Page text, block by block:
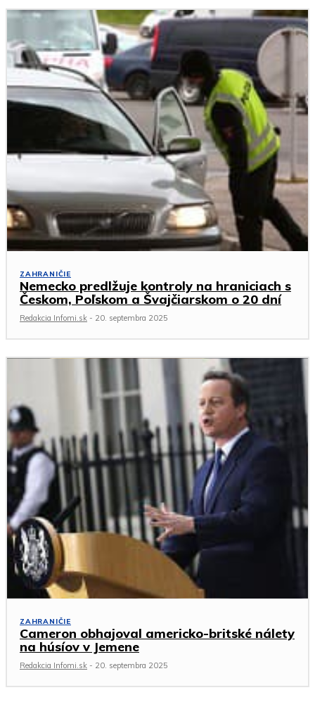
ZAHRANIČIE
Nemecko predlžuje kontroly na hraniciach s
Českom, Poľskom a Švajčiarskom o 20 dní
Redakcia Infomi.sk - 20. septembra 2025
ZAHRANIČIE
Cameron obhajoval americko-britské nálety
na húsíov v Jemene
Redakcia Infomi.sk - 20. septembra 2025